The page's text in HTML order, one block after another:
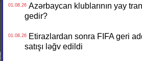
01.08.26Azərbaycan klublarının yay
gedir?
01.08.26Etirazlardan sonra FIFA geri
satışı ləğv edildi